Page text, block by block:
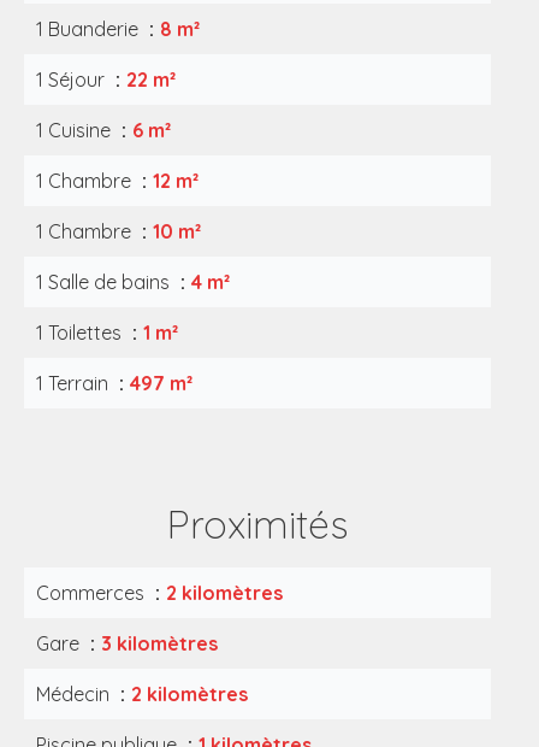
1 Buanderie 8 m²
1 Séjour 22 m²
1 Cuisine 6 m²
1 Chambre 12 m²
1 Chambre 10 m²
1 Salle de bains 4 m²
1 Toilettes 1 m²
1 Terrain 497 m²
Proximités
Commerces 2 kilomètres
Gare 3 kilomètres
Médecin 2 kilomètres